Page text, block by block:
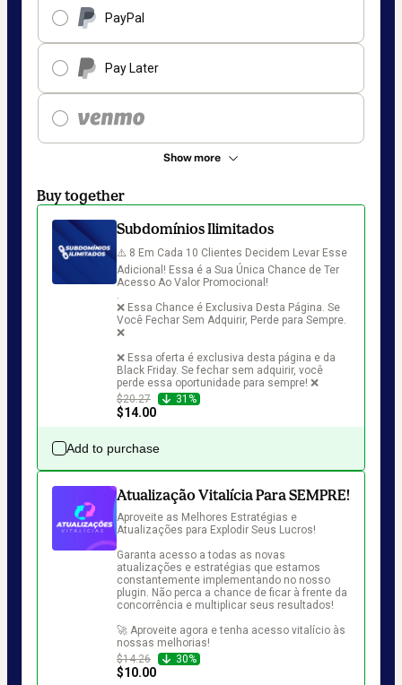
PayPal
Pay Later
Show more
Buy together
Subdomínios Ilimitados
⚠️ 8 Em Cada 10 Clientes Decidem Levar Esse
Adicional! Essa é a Sua Única Chance de Ter
Acesso Ao Valor Promocional!
.
❌ Essa Chance é Exclusiva Desta Página. Se
Você Fechar Sem Adquirir, Perde para Sempre.
❌
❌ Essa oferta é exclusiva desta página e da
Black Friday. Se fechar sem adquirir, você
perde essa oportunidade para sempre! ❌
$20.27
31%
$14.00
Add to purchase
Atualização Vitalícia Para SEMPRE!
Aproveite as Melhores Estratégias e
Atualizações para Explodir Seus Lucros!
Garanta acesso a todas as novas
atualizações e estratégias que estamos
constantemente implementando no nosso
plugin. Não perca a chance de ficar à frente da
concorrência e multiplicar seus resultados!
🚀 Aproveite agora e tenha acesso vitalício às
nossas melhorias!
$14.26
30%
$10.00